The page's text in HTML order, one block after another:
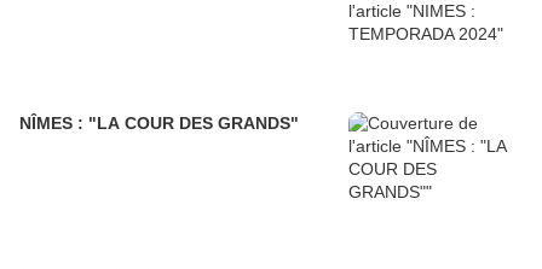
NÎMES : "LA COUR DES GRANDS"